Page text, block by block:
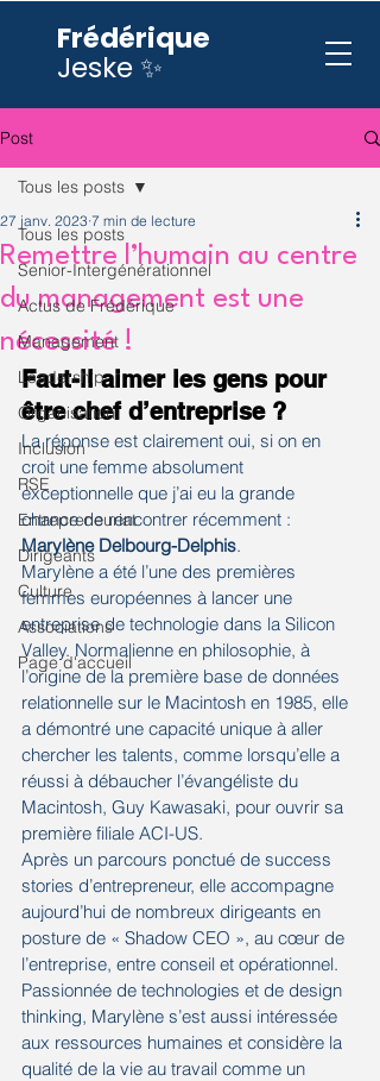
Frédérique
Jeske ✨
Post
Tous les posts
Senior-Intergénérationnel
Actus de Frédérique
Management
Leadership
Organisation
Inclusion
RSE
Entrepreneuriat
Dirigeants
Culture
Associations
Page d'accueil
Tous les posts
Remettre l’humain au centre
du management est une
nécessité !
27 janv. 2023 7 min de lecture
Faut-il aimer les gens pour
être chef d’entreprise ?
La réponse est clairement oui, si on en
croit une femme absolument
exceptionnelle que j’ai eu la grande
chance de rencontrer récemment :
Marylène Delbourg-Delphis.
Marylène a été l’une des premières
femmes européennes à lancer une
entreprise de technologie dans la Silicon
Valley. Normalienne en philosophie, à
l’origine de la première base de données
relationnelle sur le Macintosh en 1985, elle
a démontré une capacité unique à aller
chercher les talents, comme lorsqu’elle a
réussi à débaucher l’évangéliste du
Macintosh, Guy Kawasaki, pour ouvrir sa
première filiale ACI-US.
Après un parcours ponctué de success
stories d’entrepreneur, elle accompagne
aujourd’hui de nombreux dirigeants en
posture de « Shadow CEO », au cœur de
l’entreprise, entre conseil et opérationnel.
Passionnée de technologies et de design
thinking, Marylène s’est aussi intéressée
aux ressources humaines et considère la
qualité de la vie au travail comme un